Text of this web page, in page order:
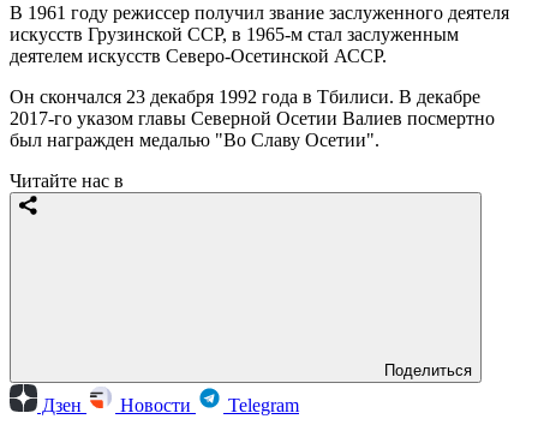
В 1961 году режиссер получил звание заслуженного деятеля
искусств Грузинской ССР, в 1965-м стал заслуженным
деятелем искусств Северо-Осетинской АССР.
Он скончался 23 декабря 1992 года в Тбилиси. В декабре
2017-го указом главы Северной Осетии Валиев посмертно
был награжден медалью "Во Славу Осетии".
Читайте нас в
Поделиться
Дзен Новости Telegram